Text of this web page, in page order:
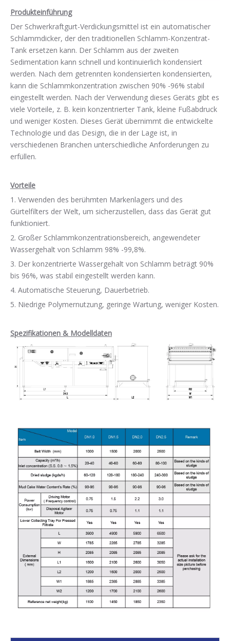
Produkteinführung
Der Schwerkraftgurt-Verdickungsmittel ist ein automatischer
Schlammdicker, der den traditionellen Schlamm-Konzentrat-
Tank ersetzen kann. Der Schlamm aus der zweiten
Sedimentation kann schnell und kontinuierlich kondensiert
werden. Nach dem getrennten kondensierten kondensierten,
kann die Schlammkonzentration zwischen 90% -96% stabil
eingestellt werden. Nach der Verwendung dieses Geräts gibt es
viele Vorteile, z. B. kein konzentrierter Tank, kleine Fußabdruck
und weniger Kosten. Dieses Gerät übernimmt die entwickelte
Technologie und das Design, die in der Lage ist, in
verschiedenen Branchen unterschiedliche Anforderungen zu
erfüllen.
Vorteile
1. Verwenden des berühmten Markenlagers und des
Gürtelfilters der Welt, um sicherzustellen, dass das Gerät gut
funktioniert.
2. Großer Schlammkonzentrationsbereich, angewendeter
Wassergehalt von Schlamm 98% -99,8%.
3. Der konzentrierte Wassergehalt von Schlamm beträgt 90%
bis 96%, was stabil eingestellt werden kann.
4. Automatische Steuerung, Dauerbetrieb.
5. Niedrige Polymernutzung, geringe Wartung, weniger Kosten.
Spezifikationen & Modelldaten